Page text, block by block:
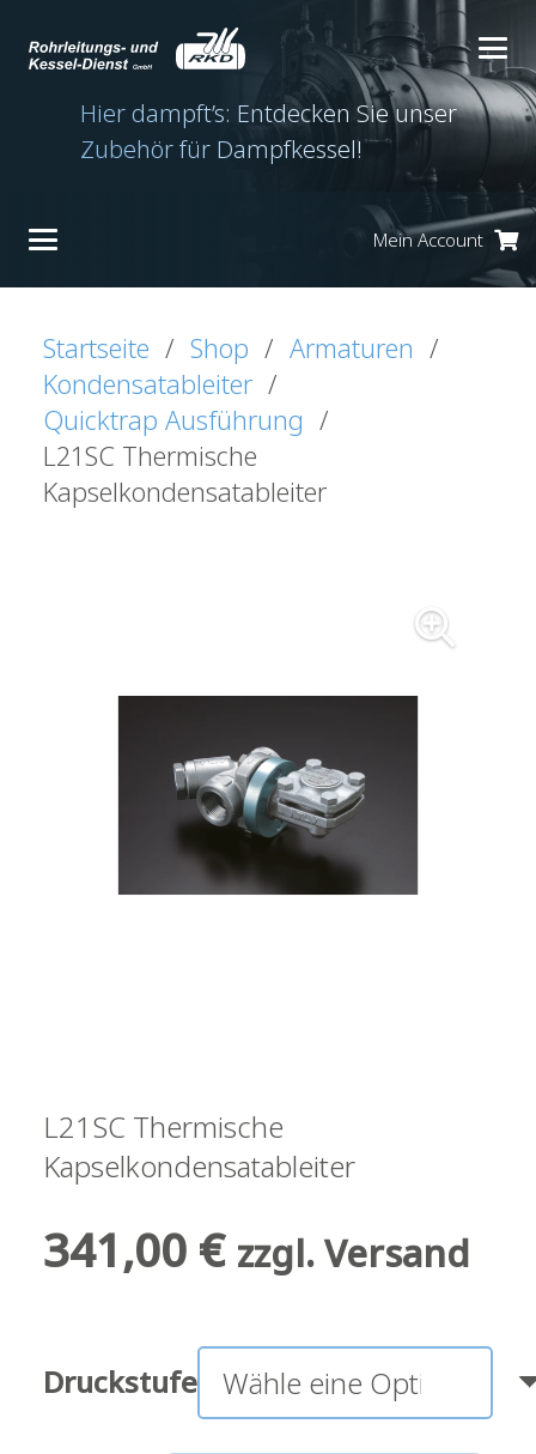
Hier dampft’s: Entdecken Sie unser
Zubehör für Dampfkessel!
Mein Account
Startseite / Shop / Armaturen /
Kondensatableiter /
Quicktrap Ausführung /
L21SC Thermische
Kapselkondensatableiter
L21SC Thermische
Kapselkondensatableiter
341,00 € zzgl. Versand
Druckstufe